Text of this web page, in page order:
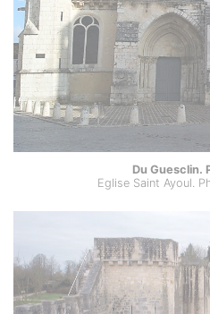
Du Guesclin.
Eglise Saint Ayoul.